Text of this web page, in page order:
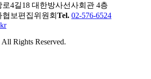
4길18 대한방사선사회관 4층
협보편집위원회 Tel. 02-576-6524
Rights Reserved.